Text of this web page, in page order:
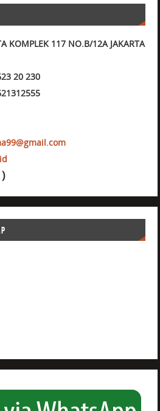
KOMPLEK 117 NO.B/12A JAKARTA
20 230